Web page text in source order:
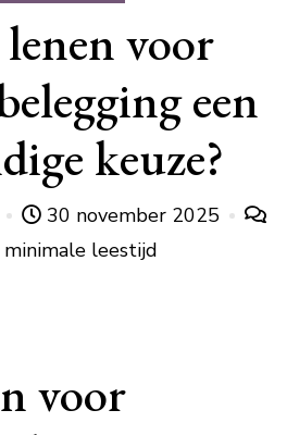
voor
een
keuze?
30 november 2025
minimale leestijd
voor